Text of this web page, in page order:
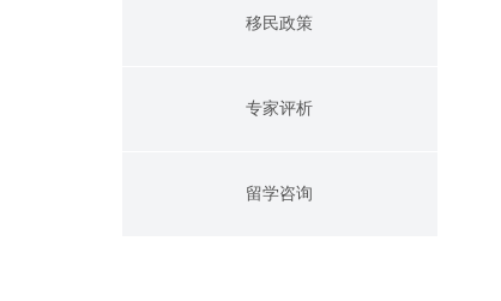
移民政策
专家评析
留学咨询